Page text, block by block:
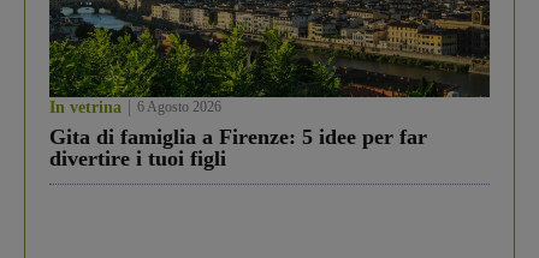
In vetrina 6 Agosto 2026
Gita di famiglia a Firenze: 5 idee per far
divertire i tuoi figli